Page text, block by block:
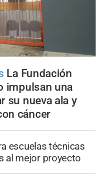
La Fundación
impulsan una
su nueva ala y
cáncer
escuelas técnicas
al mejor proyecto